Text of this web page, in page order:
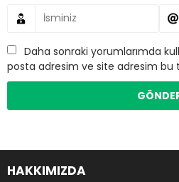
Daha sonraki yorumlarımda
posta adresim ve site adresim bu
HAKKIMIZDA